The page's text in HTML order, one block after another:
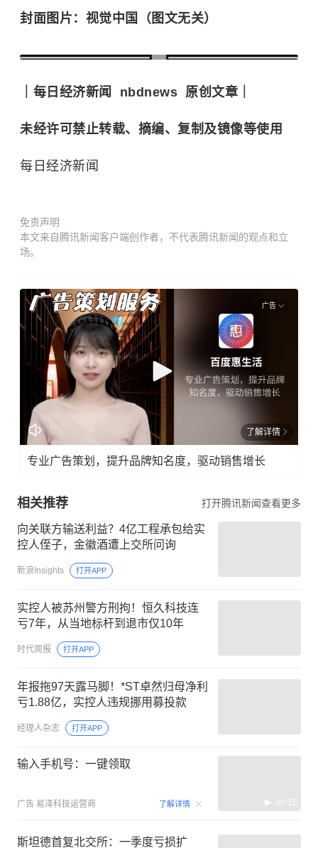
封面图片：视觉中国（图文无关）
｜每日经济新闻 nbdnews 原创文章｜
未经许可禁止转载、摘编、复制及镜像等使用
每日经济新闻
免责声明
本文来自腾讯新闻客户端创作者，不代表腾讯新闻的观点和立
场。
广告
了解详情
专业广告策划，提升品牌知名度，驱动销售增长
相关推荐 打开腾讯新闻查看更多
向关联方输送利益？4亿工程承包给实
控人侄子，金徽酒遭上交所问询
新浪Insights 打开APP
实控人被苏州警方刑拘！恒久科技连
亏7年，从当地标杆到退市仅10年
时代周报 打开APP
年报拖97天露马脚！*ST卓然归母净利
亏1.88亿，实控人违规挪用募投款
经理人杂志 打开APP
输入手机号：一键领取
广告 易泽科技运营商 了解详情 00:15
斯坦德首复北交所：一季度亏损扩